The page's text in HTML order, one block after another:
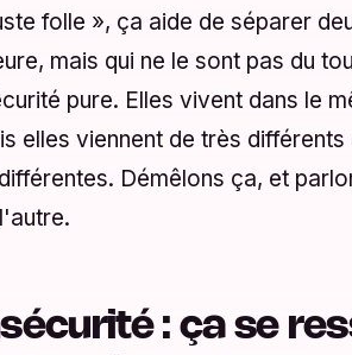
folle », ça aide de séparer
mais qui ne le sont pas du
pure. Elles vivent dans le
elles viennent de très
Démêlons ça, et
: ça se